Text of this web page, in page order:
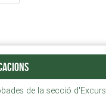
de la secció